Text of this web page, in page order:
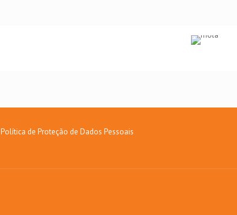
Política de Proteção de Dados Pessoais